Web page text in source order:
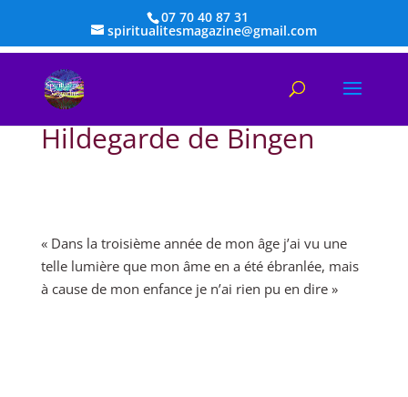
07 70 40 87 31
spiritualitesmagazine@gmail.com
Hildegarde de Bingen
« Dans la troisième année de mon âge j’ai vu une
telle lumière que mon âme en a été ébranlée, mais
à cause de mon enfance je n’ai rien pu en dire »